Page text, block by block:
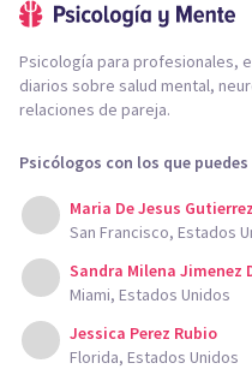
Psicología para profesionales,
diarios sobre salud mental,
relaciones de pareja.
Psicólogos con los que
Maria De Jesus
San Francisco, Estados
Sandra Milena Jimenez
Miami, Estados Unidos
Jessica Perez Rubio
Florida, Estados Unidos